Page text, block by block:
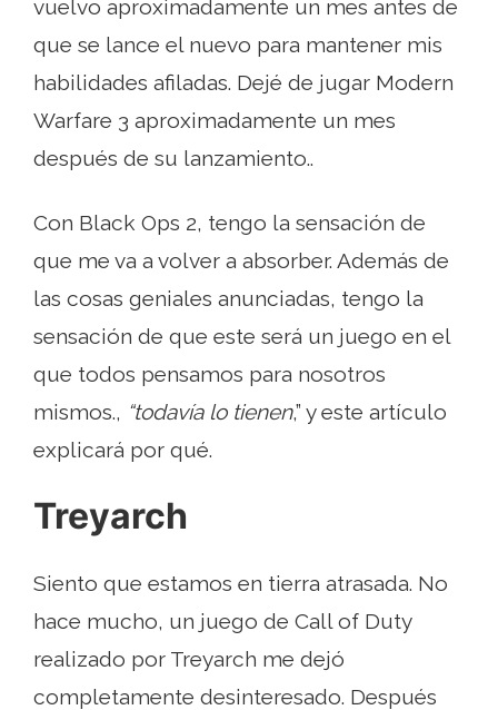
vuelvo aproximadamente un mes antes de
que se lance el nuevo para mantener mis
habilidades afiladas. Dejé de jugar Modern
Warfare 3 aproximadamente un mes
después de su lanzamiento..
Con Black Ops 2, tengo la sensación de
que me va a volver a absorber. Además de
las cosas geniales anunciadas, tengo la
sensación de que este será un juego en el
que todos pensamos para nosotros
mismos., “todavía lo tienen,” y este artículo
explicará por qué.
Treyarch
Siento que estamos en tierra atrasada. No
hace mucho, un juego de Call of Duty
realizado por Treyarch me dejó
completamente desinteresado. Después